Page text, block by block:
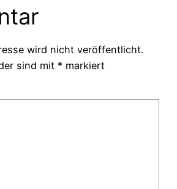
wird nicht veröffentlicht.
sind mit * markiert